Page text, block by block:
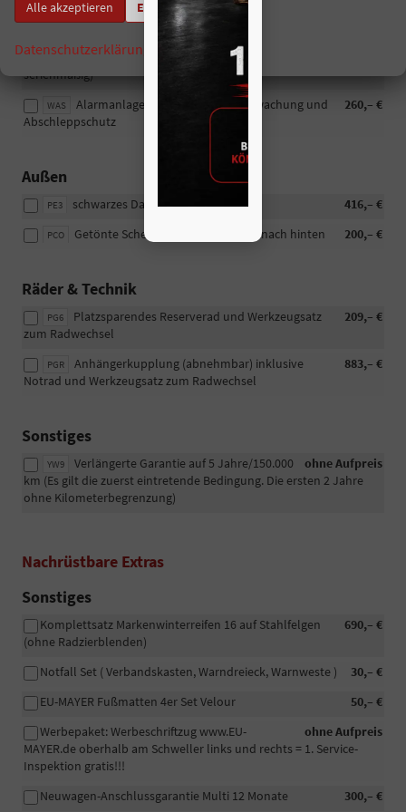
Sicherheit & Assistenz
PCJ
Einparkhilfe, Parksensoren vorne (bei FR
serienmäßig)
WAS 260,– €
Alarmanlage mit Innenraumüberwachung und
Abschleppschutz
Außen
PE3 416,– €
schwarzes Dach
PCO 200,– €
Getönte Scheiben von der B-Säule nach hinten
Räder & Technik
PG6 209,– €
Platzsparendes Reserverad und Werkzeugsatz
zum Radwechsel
PGR 883,– €
Anhängerkupplung (abnehmbar) inklusive
Notrad und Werkzeugsatz zum Radwechsel
Sonstiges
YW9 ohne Aufpreis
Verlängerte Garantie auf 5 Jahre/150.000
km (Es gilt die zuerst eintretende Bedingung. Die ersten 2 Jahre
ohne Kilometerbegrenzung)
Nachrüstbare Extras
Sonstiges
690,– €
Komplettsatz Markenwinterreifen 16 auf Stahlfelgen
(ohne Radzierblenden)
30,– €
Notfall Set ( Verbandskasten, Warndreieck, Warnweste )
50,– €
EU-MAYER Fußmatten 4er Set Velour
ohne Aufpreis
Werbepaket: Werbeschriftzug www.EU-
MAYER.de oberhalb am Schweller links und rechts = 1. Service-
Inspektion gratis!!!
300,– €
Neuwagen-Anschlussgarantie Multi 12 Monate
Alle akzeptieren Einstellungen
Datenschutzerklärung Impressum